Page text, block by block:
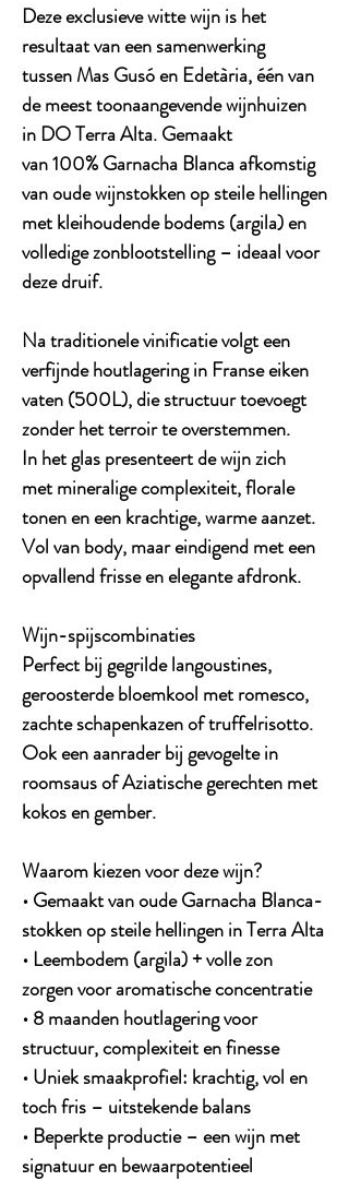
Deze exclusieve witte wijn is het
resultaat van een samenwerking
tussen Mas Gusó en Edetària, één van
de meest toonaangevende wijnhuizen
in DO Terra Alta. Gemaakt
van 100% Garnacha Blanca afkomstig
van oude wijnstokken op steile hellingen
met kleihoudende bodems (argila) en
volledige zonblootstelling – ideaal voor
deze druif.
Na traditionele vinificatie volgt een
verfijnde houtlagering in Franse eiken
vaten (500L), die structuur toevoegt
zonder het terroir te overstemmen.
In het glas presenteert de wijn zich
met mineralige complexiteit, florale
tonen en een krachtige, warme aanzet.
Vol van body, maar eindigend met een
opvallend frisse en elegante afdronk.
Wijn-spijscombinaties
Perfect bij gegrilde langoustines,
geroosterde bloemkool met romesco,
zachte schapenkazen of truffelrisotto.
Ook een aanrader bij gevogelte in
roomsaus of Aziatische gerechten met
kokos en gember.
Waarom kiezen voor deze wijn?
• Gemaakt van oude Garnacha Blanca-
stokken op steile hellingen in Terra Alta
• Leembodem (argila) + volle zon
zorgen voor aromatische concentratie
• 8 maanden houtlagering voor
structuur, complexiteit en finesse
• Uniek smaakprofiel: krachtig, vol en
toch fris – uitstekende balans
• Beperkte productie – een wijn met
signatuur en bewaarpotentieel